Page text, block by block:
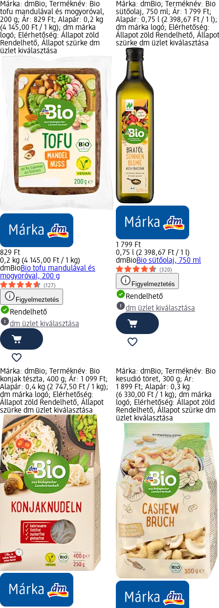
Márka: dmBio; Terméknév: Bio
tofu mandulával és mogyoróval,
200 g; Ár: 829 Ft; Alapár: 0,2 kg
(4 145,00 Ft / 1 kg); dm márka
logó; Elérhetőség: Állapot zöld
Rendelhető, Állapot szürke dm
üzlet kiválasztása
829 Ft
0,2 kg (4 145,00 Ft / 1 kg)
dmBioBio tofu mandulával és
mogyoróval, 200 g
(127)
Figyelmeztetés
Rendelhető
dm üzlet kiválasztása
Márka: dmBio; Terméknév: Bio
sütőolaj, 750 ml; Ár: 1 799 Ft;
Alapár: 0,75 l (2 398,67 Ft / 1 l);
dm márka logó; Elérhetőség:
Állapot zöld Rendelhető, Állapot
szürke dm üzlet kiválasztása
1 799 Ft
0,75 l (2 398,67 Ft / 1 l)
dmBioBio sütőolaj, 750 ml
(320)
Figyelmeztetés
Rendelhető
dm üzlet kiválasztása
Márka: dmBio; Terméknév: Bio
konjak tészta, 400 g; Ár: 1 099 Ft;
Alapár: 0,4 kg (2 747,50 Ft / 1 kg);
dm márka logó; Elérhetőség:
Állapot zöld Rendelhető, Állapot
szürke dm üzlet kiválasztása
Márka: dmBio; Terméknév: Bio
kesudió töret, 300 g; Ár:
1 899 Ft; Alapár: 0,3 kg
(6 330,00 Ft / 1 kg); dm márka
logó; Elérhetőség: Állapot zöld
Rendelhető, Állapot szürke dm
üzlet kiválasztása